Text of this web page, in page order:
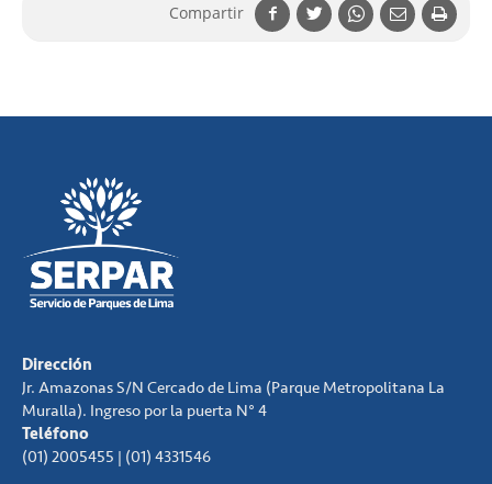
Compartir
Dirección
Jr. Amazonas S/N Cercado de Lima (Parque Metropolitana La
Muralla). Ingreso por la puerta N° 4
Teléfono
(01) 2005455 | (01) 4331546